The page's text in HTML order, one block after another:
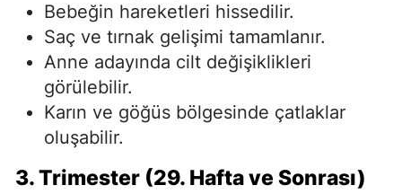
Bebeğin hareketleri hissedilir.
Saç ve tırnak gelişimi tamamlanır.
Anne adayında cilt değişiklikleri
görülebilir.
Karın ve göğüs bölgesinde çatlaklar
oluşabilir.
3. Trimester (29. Hafta ve Sonrası)